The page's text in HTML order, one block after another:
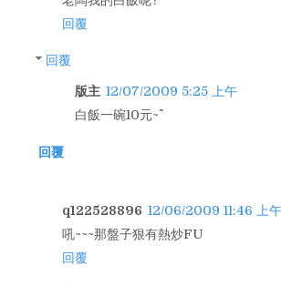
回覆
回覆
版主 12/07/2009 5:25 上午
白飯一碗10元~^^
回覆
q122528896 12/06/2009 11:46 上午
吼~~~那盤子狠有熱炒FU
回覆